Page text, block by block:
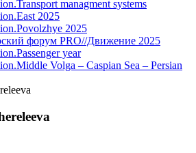
managment systems
2025
2025
форум PRO//Движение 2025
year
Volga – Caspian Sea – Persian